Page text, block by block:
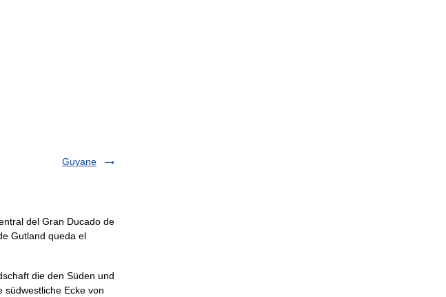
Guyane
del Gran Ducado de
Gutland queda el
die den Süden und
Ecke von